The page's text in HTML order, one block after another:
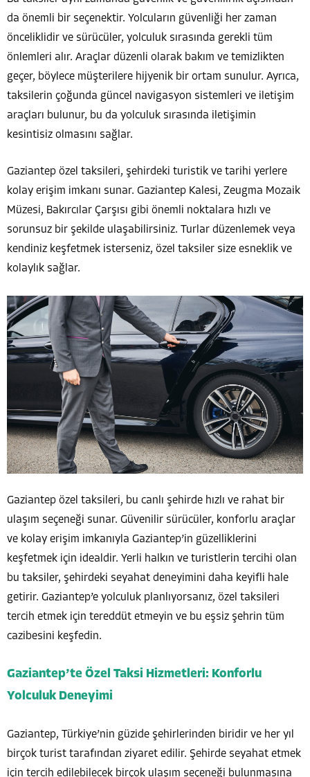
da önemli bir seçenektir. Yolcuların güvenliği her zaman
önceliklidir ve sürücüler, yolculuk sırasında gerekli tüm
önlemleri alır. Araçlar düzenli olarak bakım ve temizlikten
geçer, böylece müşterilere hijyenik bir ortam sunulur. Ayrıca,
taksilerin çoğunda güncel navigasyon sistemleri ve iletişim
araçları bulunur, bu da yolculuk sırasında iletişimin
kesintisiz olmasını sağlar.
Gaziantep özel taksileri, şehirdeki turistik ve tarihi yerlere
kolay erişim imkanı sunar. Gaziantep Kalesi, Zeugma Mozaik
Müzesi, Bakırcılar Çarşısı gibi önemli noktalara hızlı ve
sorunsuz bir şekilde ulaşabilirsiniz. Turlar düzenlemek veya
kendiniz keşfetmek isterseniz, özel taksiler size esneklik ve
kolaylık sağlar.
Gaziantep özel taksileri, bu canlı şehirde hızlı ve rahat bir
ulaşım seçeneği sunar. Güvenilir sürücüler, konforlu araçlar
ve kolay erişim imkanıyla Gaziantep’in güzelliklerini
keşfetmek için idealdir. Yerli halkın ve turistlerin tercihi olan
bu taksiler, şehirdeki seyahat deneyimini daha keyifli hale
getirir. Gaziantep’e yolculuk planlıyorsanız, özel taksileri
tercih etmek için tereddüt etmeyin ve bu eşsiz şehrin tüm
cazibesini keşfedin.
Gaziantep’te Özel Taksi Hizmetleri: Konforlu
Yolculuk Deneyimi
Gaziantep, Türkiye’nin güzide şehirlerinden biridir ve her yıl
birçok turist tarafından ziyaret edilir. Şehirde seyahat etmek
için tercih edilebilecek birçok ulaşım seçeneği bulunmasına